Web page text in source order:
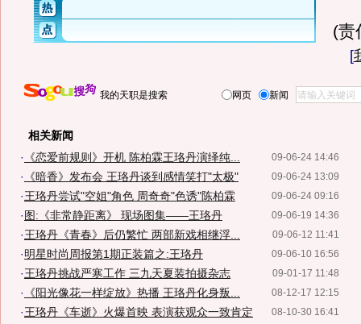
(责
[
我的天职是搜索 网页 新闻
相关新闻
09-06-24 14:46
· 《恋爱前规则》开机 陈柏霖王珞丹演绎纯...
09-06-24 13:09
· 《暗香》发布会 王珞丹谈到感情笑打"太极"
09-06-24 09:16
·王珞丹尝试"空姐"角色 周奇奇"色诱"陈柏霖
09-06-19 14:36
· 图:《非常静距离》 现场图集——王珞丹
09-06-12 11:41
·王珞丹《青春》后仍繁忙 两部新戏相继浮...
09-06-10 16:56
·明星时尚周报第1期正装篇之:王珞丹
09-01-17 11:48
·王珞丹挑战严寒工作 三九天夏装拍摄杂志
08-12-17 12:15
· 《阳光像花一样绽放》热播 王珞丹化身叛...
08-10-30 16:41
·王珞丹《车逝》火爆首映 表演获观众一致肯定